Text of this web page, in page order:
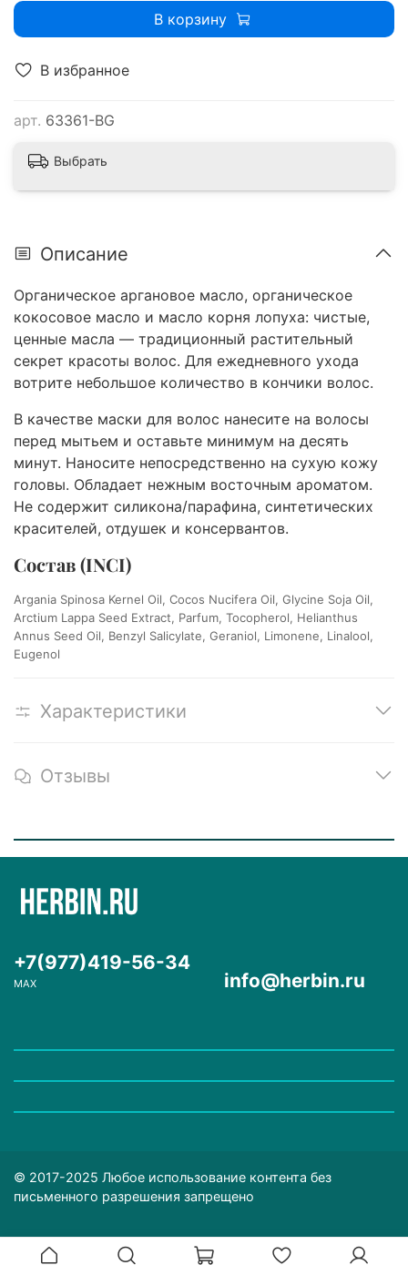
В избранное
арт. 63361-BG
В корзину
Выбрать
Описание
Органическое аргановое масло, органическое
кокосовое масло и масло корня лопуха: чистые,
ценные масла — традиционный растительный
секрет красоты волос. Для ежедневного ухода
вотрите небольшое количество в кончики волос.
В качестве маски для волос нанесите на волосы
перед мытьем и оставьте минимум на десять
минут. Наносите непосредственно на сухую кожу
головы. Обладает нежным восточным ароматом.
Не содержит силикона/парафина, синтетических
красителей, отдушек и консервантов.
Состав (INCI)
Argania Spinosa Kernel Oil, Cocos Nucifera Oil, Glycine Soja Oil,
Arctium Lappa Seed Extract, Parfum, Tocopherol, Helianthus
Annus Seed Oil, Benzyl Salicylate, Geraniol, Limonene, Linalool,
Eugenol
Характеристики
Отзывы
+7(977)419-56-34
MAX info@herbin.ru
© 2017-2025 Любое использование контента без
письменного разрешения запрещено